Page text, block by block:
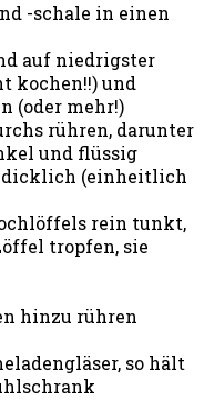
-schale in einen
auf niedrigster
kochen!!) und
(oder mehr!)
rühren, darunter
und flüssig
dicklich (einheitlich
rein tunkt,
tropfen, sie
hinzu rühren
so hält